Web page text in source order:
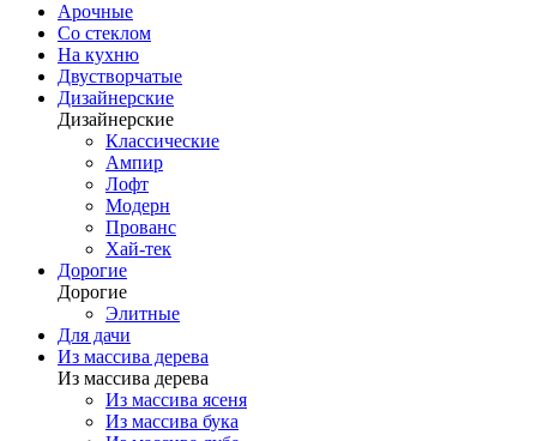
Арочные
Со стеклом
На кухню
Двустворчатые
Дизайнерские
Дизайнерские
Классические
Ампир
Лофт
Модерн
Прованс
Хай-тек
Дорогие
Дорогие
Элитные
Для дачи
Из массива дерева
Из массива дерева
Из массива ясеня
Из массива бука